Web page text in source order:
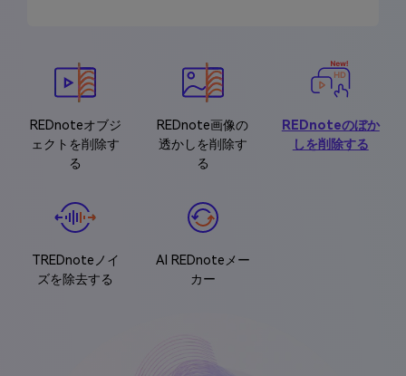
REDnoteオブジ
ェクトを削除す
る
REDnote画像の
透かしを削除す
る
REDnoteのぼか
しを削除する
TREDnoteノイ
ズを除去する
AI REDnoteメー
カー